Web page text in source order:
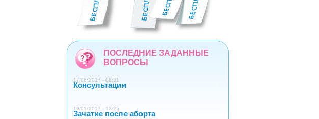
0123456789
ПОСЛЕДНИЕ ЗАДАННЫЕ
ВОПРОСЫ
17/06/2017 - 08:31
Консультации
19/01/2017 - 13:25
Зачатие после аборта